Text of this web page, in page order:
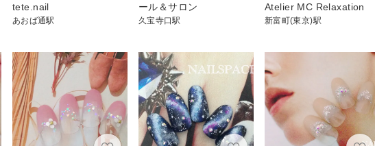
tete.nail
あおば通駅
ール＆サロン
久宝寺口駅
Atelier MC Relaxation
新富町(東京)駅